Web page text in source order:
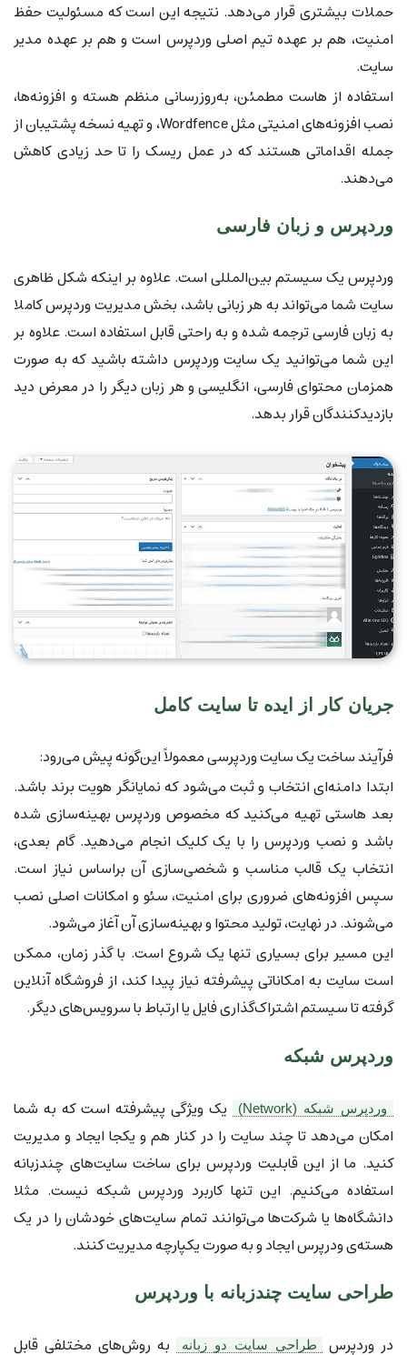
حملات بیشتری قرار می‌دهد. نتیجه این است که مسئولیت حفظ
امنیت، هم بر عهده تیم اصلی وردپرس است و هم بر عهده مدیر
سایت.
استفاده از هاست مطمئن، به‌روزرسانی منظم هسته و افزونه‌ها،
نصب افزونه‌های امنیتی مثل Wordfence، و تهیه نسخه پشتیبان از
جمله اقداماتی هستند که در عمل ریسک را تا حد زیادی کاهش
می‌دهند.
وردپرس و زبان فارسی
وردپرس یک سیستم بین‌المللی است. علاوه بر اینکه شکل ظاهری
سایت شما می‌تواند به هر زبانی باشد، بخش مدیریت وردپرس کاملا
به زبان فارسی ترجمه شده و به راحتی قابل استفاده است. علاوه بر
این شما می‌توانید یک سایت وردپرس داشته باشید که به صورت
همزمان محتوای فارسی، انگلیسی و هر زبان دیگر را در معرض دید
بازدیدکنندگان قرار بدهد.
جریان کار از ایده تا سایت کامل
فرآیند ساخت یک سایت وردپرسی معمولاً این‌گونه پیش می‌رود:
ابتدا دامنه‌ای انتخاب و ثبت می‌شود که نمایانگر هویت برند باشد.
بعد هاستی تهیه می‌کنید که مخصوص وردپرس بهینه‌سازی شده
باشد و نصب وردپرس را با یک کلیک انجام می‌دهید. گام بعدی،
انتخاب یک قالب مناسب و شخصی‌سازی آن براساس نیاز است.
سپس افزونه‌های ضروری برای امنیت، سئو و امکانات اصلی نصب
می‌شوند. در نهایت، تولید محتوا و بهینه‌سازی آن آغاز می‌شود.
این مسیر برای بسیاری تنها یک شروع است. با گذر زمان، ممکن
است سایت به امکاناتی پیشرفته نیاز پیدا کند، از فروشگاه آنلاین
گرفته تا سیستم اشتراک‌گذاری فایل یا ارتباط با سرویس‌های دیگر.
وردپرس شبکه
وردپرس شبکه (Network)
یک ویژگی پیشرفته است که به شما
امکان می‌دهد تا چند سایت را در کنار هم و یکجا ایجاد و مدیریت
کنید. ما از این قابلیت وردپرس برای ساخت سایت‌های چندزبانه
استفاده می‌کنیم. این تنها کاربرد وردپرس شبکه نیست. مثلا
دانشگاه‌ها یا شرکت‌ها می‌توانند تمام سایت‌های خودشان را در یک
هسته‌ی ودرپرس ایجاد و به صورت یکپارچه مدیریت کنند.
طراحی سایت چندزبانه با وردپرس
در وردپرس طراحی سایت دو زبانه
به روش‌های مختلفی قابل